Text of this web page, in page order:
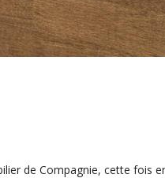
de Compagnie, cette fois